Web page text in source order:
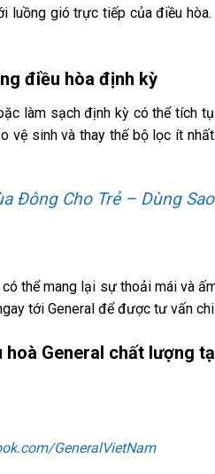
luồng gió trực tiếp của điều
điều hòa định kỳ
làm sạch định kỳ có thể tích
vệ sinh và thay thế bộ lọc ít
Đông Cho Trẻ – Dùng
thể mang lại sự thoải mái và
tới General để được tư vấn
hoà General chất lượng
GeneralVietNam